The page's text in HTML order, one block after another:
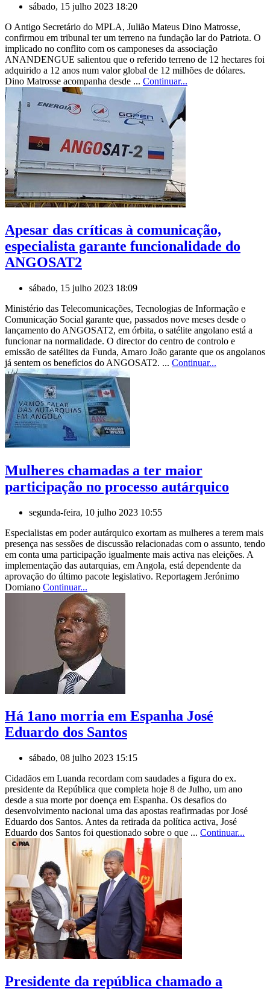
sábado, 15 julho 2023 18:20
O Antigo Secretário do MPLA, Julião Mateus Dino Matrosse,
confirmou em tribunal ter um terreno na fundação lar do Patriota. O
implicado no conflito com os camponeses da associação
ANANDENGUE salientou que o referido terreno de 12 hectares foi
adquirido a 12 anos num valor global de 12 milhões de dólares.
Dino Matrosse acompanha desde ... Continuar...
Apesar das críticas à comunicação,
especialista garante funcionalidade do
ANGOSAT2
sábado, 15 julho 2023 18:09
Ministério das Telecomunicações, Tecnologias de Informação e
Comunicação Social garante que, passados nove meses desde o
lançamento do ANGOSAT2, em órbita, o satélite angolano está a
funcionar na normalidade. O director do centro de controlo e
emissão de satélites da Funda, Amaro João garante que os angolanos
já sentem os benefícios do ANGOSAT2. ... Continuar...
Mulheres chamadas a ter maior
participação no processo autárquico
segunda-feira, 10 julho 2023 10:55
Especialistas em poder autárquico exortam as mulheres a terem mais
presença nas sessões de discussão relacionadas com o assunto, tendo
em conta uma participação igualmente mais activa nas eleições. A
implementação das autarquias, em Angola, está dependente da
aprovação do último pacote legislativo. Reportagem Jerónimo
Domiano Continuar...
Há 1ano morria em Espanha José
Eduardo dos Santos
sábado, 08 julho 2023 15:15
Cidadãos em Luanda recordam com saudades a figura do ex.
presidente da República que completa hoje 8 de Julho, um ano
desde a sua morte por doença em Espanha. Os desafios do
desenvolvimento nacional uma das apostas reafirmadas por José
Eduardo dos Santos. Antes da retirada da política activa, José
Eduardo dos Santos foi questionado sobre o que ... Continuar...
Presidente da república chamado a